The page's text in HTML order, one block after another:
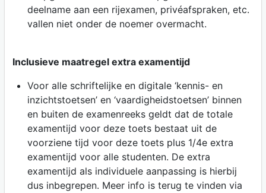
deelname aan een rijexamen, privéafspraken, etc.
vallen niet onder de noemer overmacht.
Inclusieve maatregel extra examentijd
Voor alle schriftelijke en digitale ‘kennis- en
inzichtstoetsen’ en ‘vaardigheidstoetsen’ binnen
en buiten de examenreeks geldt dat de totale
examentijd voor deze toets bestaat uit de
voorziene tijd voor deze toets plus 1/4e extra
examentijd voor alle studenten. De extra
examentijd als individuele aanpassing is hierbij
dus inbegrepen. Meer info is terug te vinden via